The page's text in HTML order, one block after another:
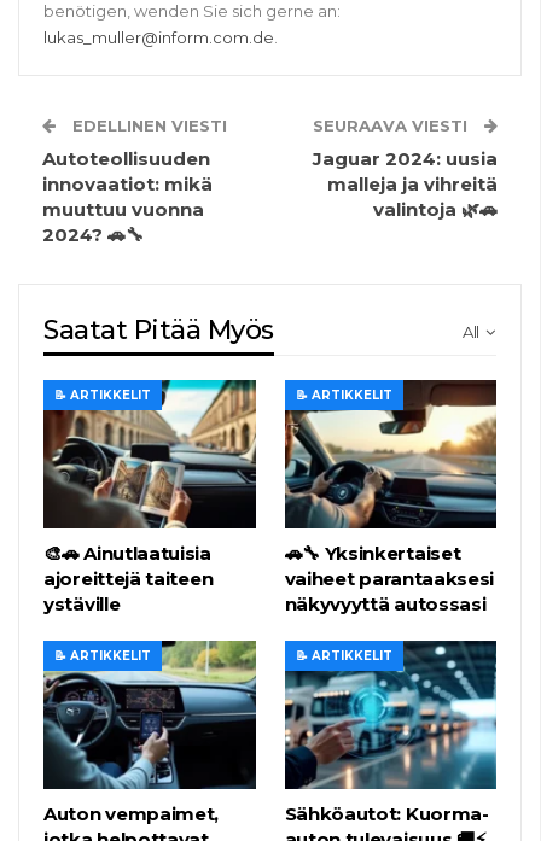
benötigen, wenden Sie sich gerne an:
lukas_muller@inform.com.de.
EDELLINEN VIESTI
Autoteollisuuden
innovaatiot: mikä
muuttuu vuonna
2024? 🚗🔧
SEURAAVA VIESTI
Jaguar 2024: uusia
malleja ja vihreitä
valintoja 🌿🚗
All
Saatat Pitää Myös
📝 ARTIKKELIT
🎨🚗 Ainutlaatuisia
ajoreittejä taiteen
ystäville
📝 ARTIKKELIT
🚗🔧 Yksinkertaiset
vaiheet parantaaksesi
näkyvyyttä autossasi
📝 ARTIKKELIT
Auton vempaimet,
📝 ARTIKKELIT
Sähköautot: Kuorma-